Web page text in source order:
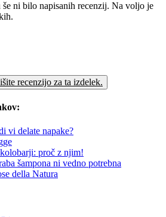
ni bilo napisanih recenzij. Na voljo je
recenzijo za ta izdelek.
vi delate napake?
proč z njim!
šampona ni vedno potrebna
della Natura